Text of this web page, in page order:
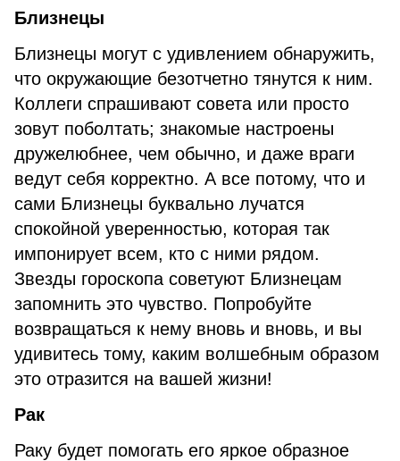
Близнецы
Близнецы могут с удивлением обнаружить,
что окружающие безотчетно тянутся к ним.
Коллеги спрашивают совета или просто
зовут поболтать; знакомые настроены
дружелюбнее, чем обычно, и даже враги
ведут себя корректно. А все потому, что и
сами Близнецы буквально лучатся
спокойной уверенностью, которая так
импонирует всем, кто с ними рядом.
Звезды гороскопа советуют Близнецам
запомнить это чувство. Попробуйте
возвращаться к нему вновь и вновь, и вы
удивитесь тому, каким волшебным образом
это отразится на вашей жизни!
Рак
Раку будет помогать его яркое образное